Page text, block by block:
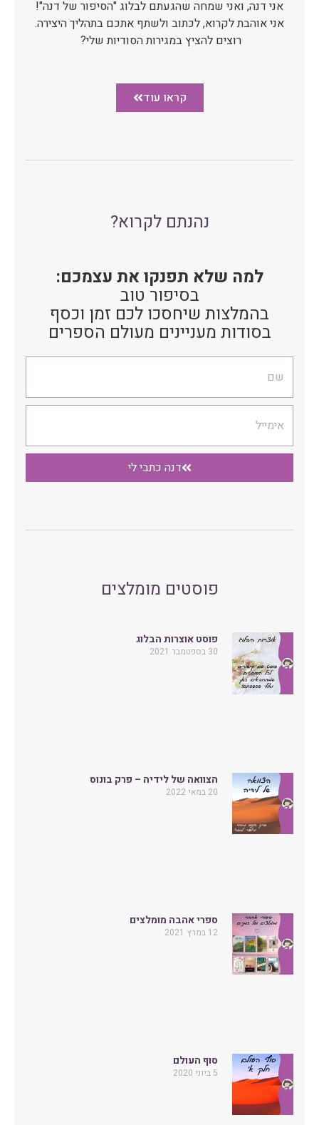
אני דנה, ואני שמחה שהגעתם לבלוג "הסיפור של דנה"!
אני אוהבת לקרוא, לכתוב ולשתף אתכם בתהליך היצירה.
רוצים להציץ במגירות הסודיות שלי?
קראו עוד
נהנתם לקרוא?
למה שלא תפנקו את עצמכם:
בסיפור טוב
בהמלצות שיחסכו לכם זמן וכסף
בסודות מעניינים מעולם הספרים
דנה כתבי לי
פוסטים מומלצים
פוסט אוצרות הבלוג
30 בספטמבר 2021
הצוואה של לידיה – פרק בונוס
20 במאי 2022
ספרי אהבה מומלצים
12 במרץ 2021
סוף העולם
5 ביוני 2020